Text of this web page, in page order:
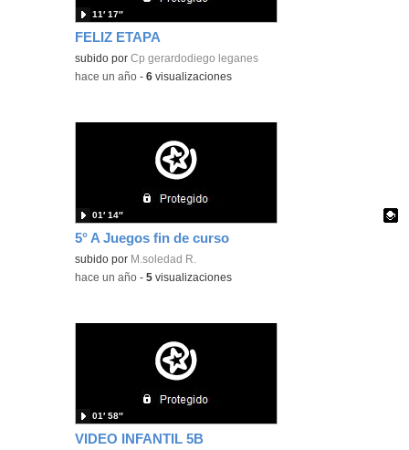
FELIZ ETAPA
subido porCp gerardodiego leganes
11′ 17″
-hace un año -6 visualizaciones
5° A Juegos fin de curso
Contenido educativo.
subido por M.soledad R.
01′ 14″
-hace un año -5 visualizaciones
VIDEO INFANTIL 5B
01′ 58″